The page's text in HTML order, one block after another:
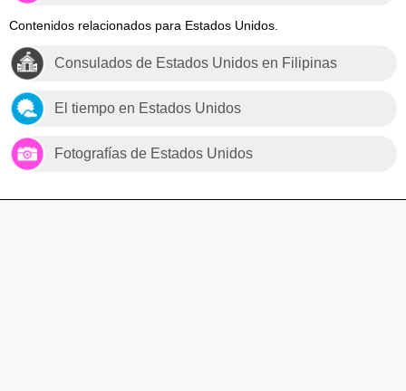
Contenidos relacionados para Estados Unidos.
Consulados de Estados Unidos en Filipinas
El tiempo en Estados Unidos
Fotografías de Estados Unidos